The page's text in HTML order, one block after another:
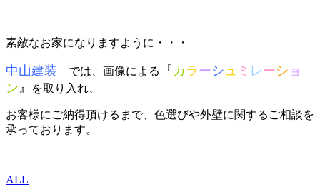
素敵なお家になりますように・・・
中山建装 では、画像による 『 カ ラ ーシュ ミ レーシ ョ
ン』 を取り入れ、
お客様にご納得頂けるまで、色選びや外壁に関するご相談を
承っております。
ALL